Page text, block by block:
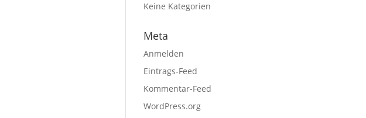
Keine Kategorien
Meta
Anmelden
Eintrags-Feed
Kommentar-Feed
WordPress.org